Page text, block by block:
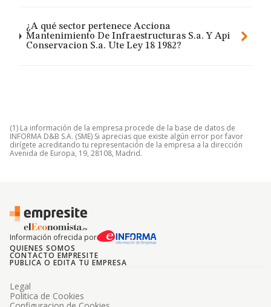
¿A qué sector pertenece Acciona
Mantenimiento De Infraestructuras S.a. Y Api
Conservacion S.a. Ute Ley 18 1982?
(1) La información de la empresa procede de la base de datos de
INFORMA D&B S.A. (SME) Si aprecias que existe algún error por favor
dirígete acreditando tu representación de la empresa a la dirección
Avenida de Europa, 19, 28108, Madrid.
Información ofrecida por
QUIENES SOMOS
CONTACTO EMPRESITE
PUBLICA O EDITA TU EMPRESA
Legal
Politica de Cookies